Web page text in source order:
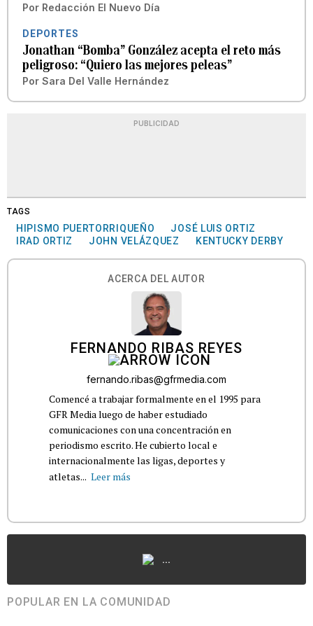
Por Redacción El Nuevo Día
DEPORTES
Jonathan “Bomba” González acepta el reto más
peligroso: “Quiero las mejores peleas”
Por Sara Del Valle Hernández
PUBLICIDAD
TAGS
HIPISMO PUERTORRIQUEÑO
JOSÉ LUIS ORTIZ
IRAD ORTIZ
JOHN VELÁZQUEZ KENTUCKY DERBY
ACERCA DEL AUTOR
FERNANDO RIBAS REYES
fernando.ribas@gfrmedia.com
Comencé a trabajar formalmente en el 1995 para
GFR Media luego de haber estudiado
comunicaciones con una concentración en
periodismo escrito. He cubierto local e
internacionalmente las ligas, deportes y
atletas... Leer más
...
POPULAR EN LA COMUNIDAD